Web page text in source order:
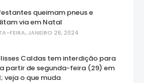
queimam pneus e
via em Natal
FEIRA, JANEIRO 26, 2024
Caldas tem interdição para
partir de segunda-feira (29) em
veja o que muda